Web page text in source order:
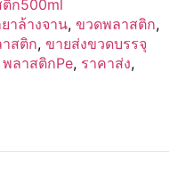
ก500ml
าล้างจาน, ขวดพลาสติก,
สติก, ขายส่งขวดบรรจุ
พลาสติกPe, ราคาส่ง,